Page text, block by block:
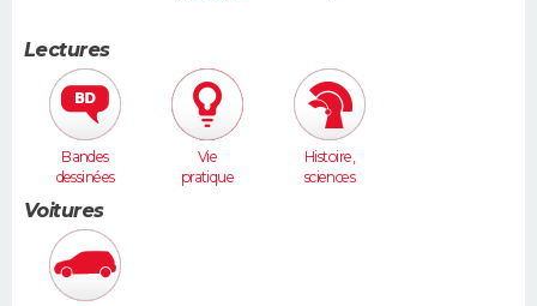
Lectures
Bandes
dessinées
Vie
pratique
Histoire,
sciences
Voitures